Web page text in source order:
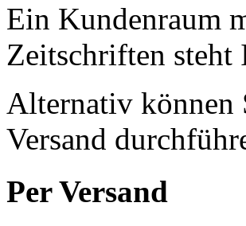
Ein Kundenraum
Zeitschriften steht
Alternativ können
Versand
Per Versand